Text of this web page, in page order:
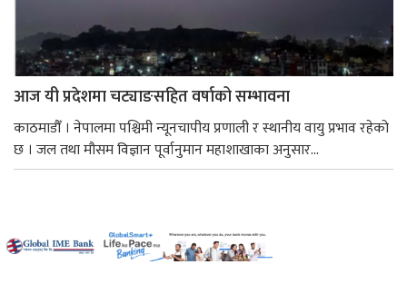
आज यी प्रदेशमा चट्याङसहित वर्षाको सम्भावना
काठमाडौँ । नेपालमा पश्चिमी न्यूनचापीय प्रणाली र स्थानीय वायु प्रभाव रहेको
छ । जल तथा मौसम विज्ञान पूर्वानुमान महाशाखाका अनुसार...